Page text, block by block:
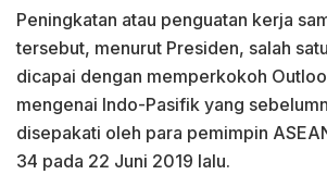
Peningkatan atau penguatan kerja
tersebut, menurut Presiden, salah
dicapai dengan memperkokoh
mengenai Indo-Pasifik yang
disepakati oleh para pemimpin
34 pada 22 Juni 2019 lalu.